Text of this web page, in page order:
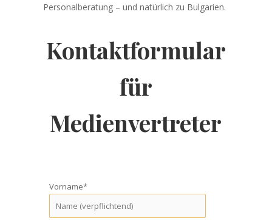
Personalberatung – und natürlich zu Bulgarien.
Kontaktformular
für
Medienvertreter
Vorname*